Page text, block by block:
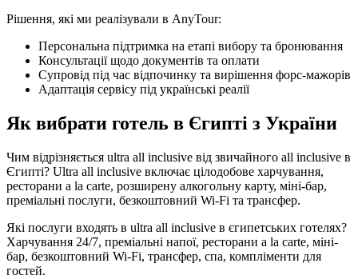
Рішення, які ми реалізували в AnyTour:
Персональна підтримка на етапі вибору та бронювання
Консультації щодо документів та оплати
Супровід під час відпочинку та вирішення форс-мажорів
Адаптація сервісу під українські реалії
Як вибрати готель в Єгипті з України
Чим відрізняється ultra all inclusive від звичайного all inclusive в
Єгипті? Ultra all inclusive включає цілодобове харчування,
ресторани a la carte, розширену алкогольну карту, міні-бар,
преміальні послуги, безкоштовний Wi-Fi та трансфер.
Які послуги входять в ultra all inclusive в єгипетських готелях?
Харчування 24/7, преміальні напої, ресторани a la carte, міні-
бар, безкоштовний Wi-Fi, трансфер, спа, компліменти для
гостей.